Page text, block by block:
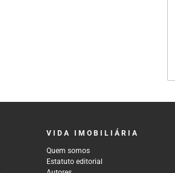
VIDA IMOBILIÁRIA
Quem somos
Estatuto editorial